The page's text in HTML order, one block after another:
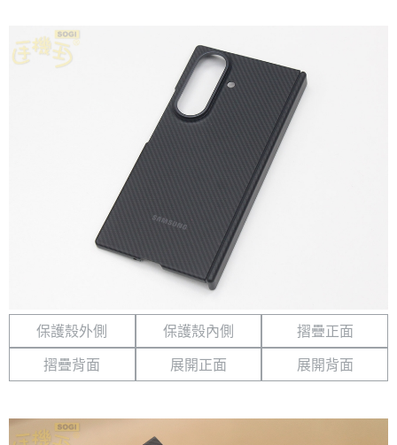
保護殼外側 保護殼內側
摺疊正面
摺疊背面
展開正面 展開背面